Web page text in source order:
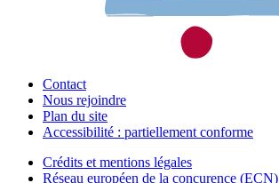
Contact
Nous rejoindre
Plan du site
Accessibilité : partiellement conforme
Crédits et mentions légales
Réseau européen de la concurence (ECN)